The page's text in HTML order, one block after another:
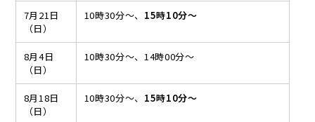
7月21日
（日）
10時30分～、 15時10分～
8月4日
（日）
10時30分～、14時00分～
8月18日
（日）
10時30分～、 15時10分～